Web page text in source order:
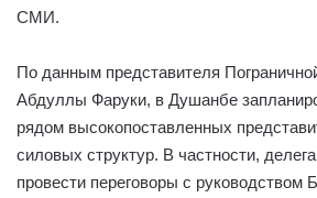
СМИ.
По данным представителя
Абдуллы Фаруки, в Душанбе
рядом высокопоставленных
силовых структур. В частности,
провести переговоры с руководством